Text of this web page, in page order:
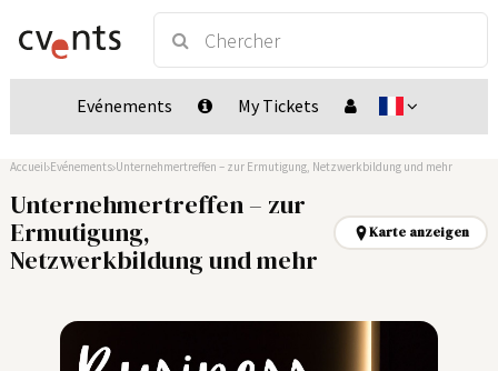
Evénements My Tickets
Accueil Evénements Unternehmertreffen – zur Ermutigung, Netzwerkbildung und mehr
Unternehmertreffen – zur
Ermutigung,
Netzwerkbildung und mehr
Karte anzeigen